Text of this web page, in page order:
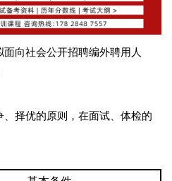
向社会公开招聘编外聘用人
择优的原则，在面试、体检的